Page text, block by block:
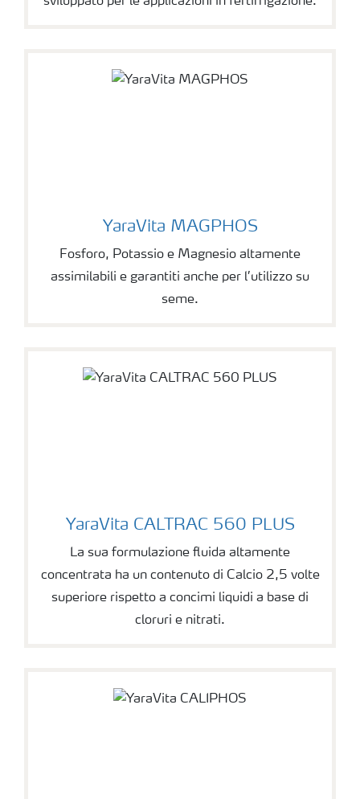
YaraVita MAGPHOS
Fosforo, Potassio e Magnesio altamente
assimilabili e garantiti anche per l’utilizzo su
seme.
YaraVita CALTRAC 560 PLUS
La sua formulazione fluida altamente
concentrata ha un contenuto di Calcio 2,5 volte
superiore rispetto a concimi liquidi a base di
cloruri e nitrati.